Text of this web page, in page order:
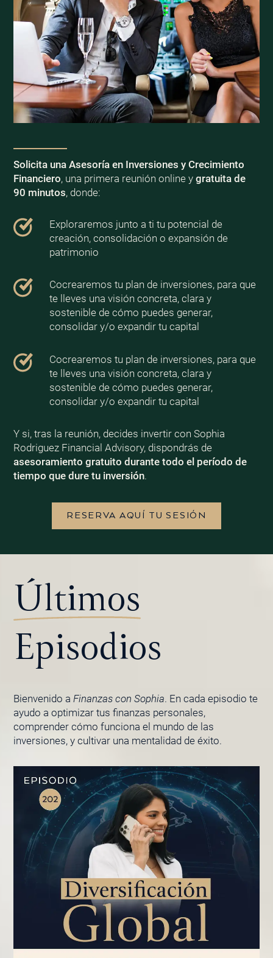
Solicita una Asesoría en Inversiones y Crecimiento
Financiero, una primera reunión online y gratuita de
90 minutos, donde:
Exploraremos junto a ti tu potencial de
creación, consolidación o expansión de
patrimonio
Cocrearemos tu plan de inversiones, para que
te lleves una visión concreta, clara y
sostenible de cómo puedes generar,
consolidar y/o expandir tu capital
Cocrearemos tu plan de inversiones, para que
te lleves una visión concreta, clara y
sostenible de cómo puedes generar,
consolidar y/o expandir tu capital
Y si, tras la reunión, decides invertir con Sophia
Rodriguez Financial Advisory, dispondrás de
asesoramiento gratuito durante todo el período de
tiempo que dure tu inversión.
RESERVA AQUÍ TU SESIÓN
Últimos
Episodios
Bienvenido a Finanzas con Sophia. En cada episodio te
ayudo a optimizar tus finanzas personales,
comprender cómo funciona el mundo de las
inversiones, y cultivar una mentalidad de éxito.
PÁGINA
PÁGINA
PÁGINAPÁGINA